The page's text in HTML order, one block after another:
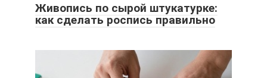
Живопись по сырой штукатурке:
как сделать роспись правильно